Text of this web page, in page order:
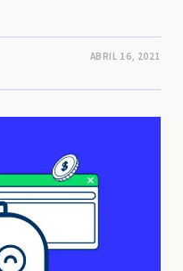
ABRIL 16, 2021